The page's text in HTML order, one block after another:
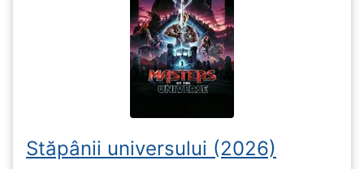
Stăpânii universului (2026)